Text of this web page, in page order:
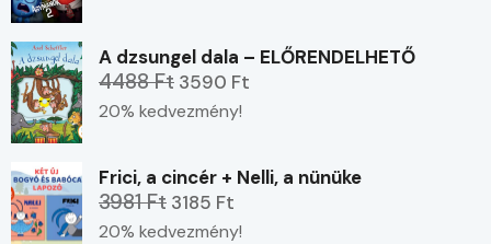
A dzsungel dala – ELŐRENDELHETŐ
4488 Ft 3590 Ft
20% kedvezmény!
Frici, a cincér + Nelli, a nünüke
3981 Ft 3185 Ft
20% kedvezmény!